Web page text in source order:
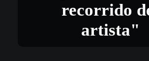
recorrido
artista"